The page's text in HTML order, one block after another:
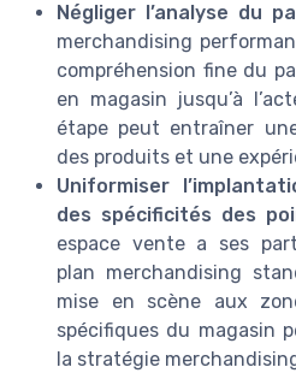
Négliger l’analyse du
merchandising
compréhension fine du
en magasin jusqu’à
étape peut entraîner
des produits et une
Uniformiser
des spécificités des
espace vente a ses
plan merchandising
mise en scène aux
spécifiques du magasin
la stratégie